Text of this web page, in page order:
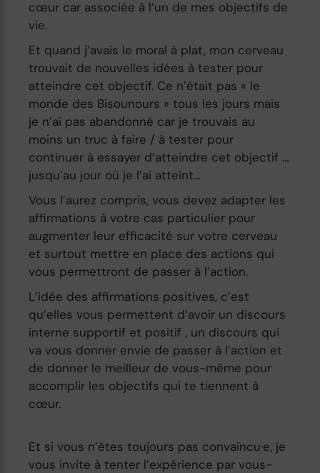
cœur car associée à l’un de mes objectifs de
vie.
Et quand j’avais le moral à plat, mon cerveau
trouvait de nouvelles idées à tester pour
atteindre cet objectif. Ce n’était pas « le
monde des Bisounours » tous les jours mais
je n’ai pas abandonné car je trouvais au
moins un truc à faire / à tester pour
continuer à essayer d’atteindre cet objectif …
jusqu’au jour où je l’ai atteint…
Vous l’aurez compris, vous devez adapter les
affirmations à votre cas particulier pour
augmenter leur efficacité sur votre cerveau
et surtout mettre en place des actions qui
vous permettront de passer à l’action.
L’idée des affirmations positives, c’est
qu’elles vous permettent d’avoir un discours
interne supportif et positif , un discours qui
va vous donner envie de passer à l’action et
de donner le meilleur de vous-même pour
accomplir les objectifs qui te tiennent à
cœur.
Et si vous n’êtes toujours pas convaincu·e, je
vous invite à tenter l’expérience par vous-